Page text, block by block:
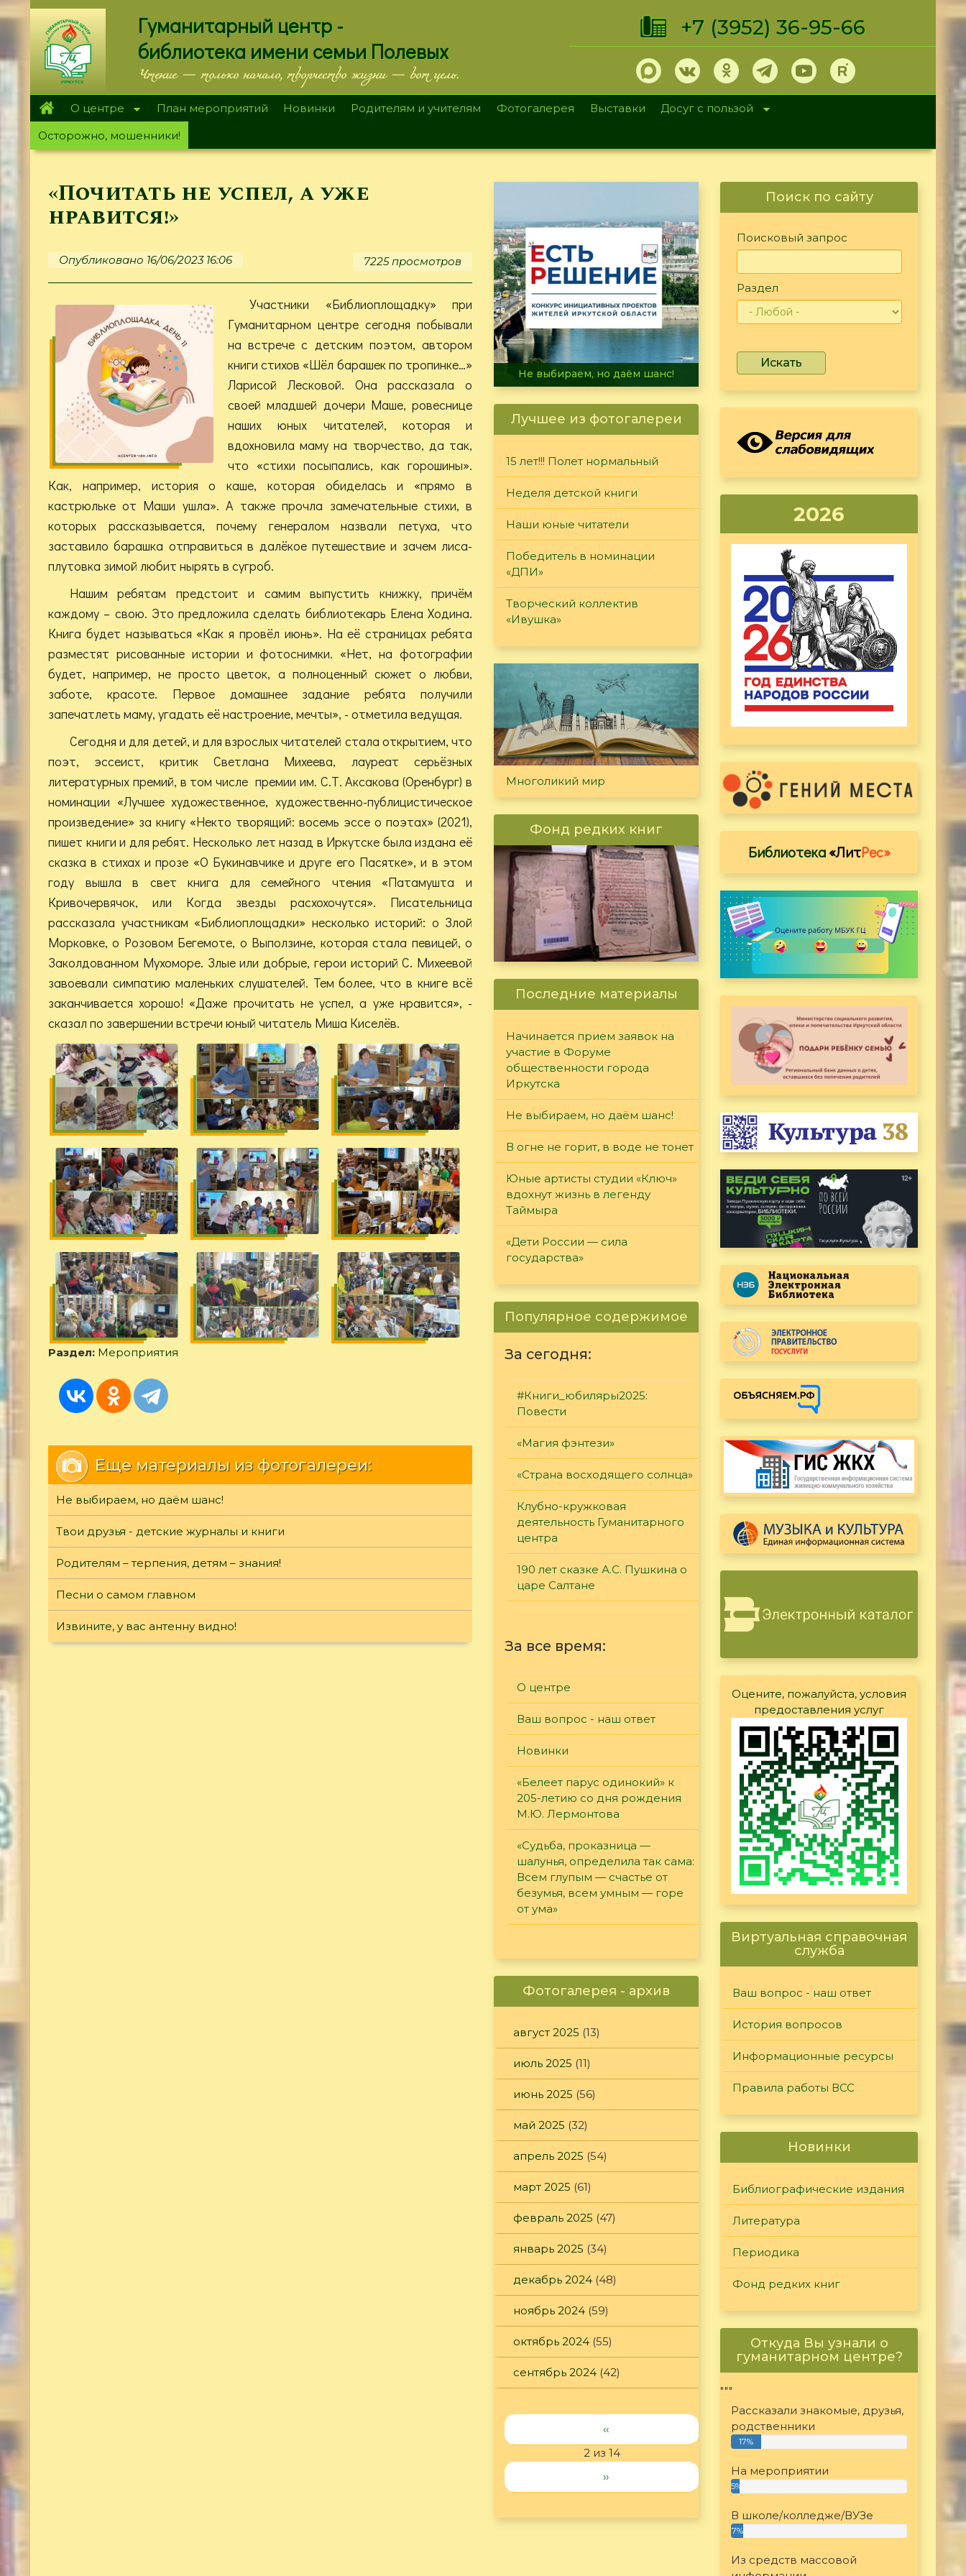
Перейти
к
основному
содержанию
Гуманитарный центр -
библиотека имени семьи Полевых
Чтение — только начало, творчество жизни — вот цель.
+7 (3952) 36-95-66
О центре План мероприятий Новинки Родителям и учителям Фотогалерея Выставки
Досуг с пользой
Осторожно, мошенники!
«Почитать не успел, а уже
нравится!»
Опубликовано 16/06/2023 16:06 7225 просмотров
Участники «Библиоплощадку» при
Гуманитарном центре сегодня побывали
на встрече с детским поэтом, автором
книги стихов «Шёл барашек по тропинке…»
Ларисой Лесковой. Она рассказала о
своей младшей дочери Маше, ровеснице
наших юных читателей, которая и
вдохновила маму на творчество, да так,
что «стихи посыпались, как горошины».
Как, например, история о каше, которая обиделась и «прямо в
кастрюльке от Маши ушла». А также прочла замечательные стихи, в
которых рассказывается, почему генералом назвали петуха, что
заставило барашка отправиться в далёкое путешествие и зачем лиса-
плутовка зимой любит нырять в сугроб.
Нашим ребятам предстоит и самим выпустить книжку, причём
каждому – свою. Это предложила сделать библиотекарь Елена Ходина.
Книга будет называться «Как я провёл июнь». На её страницах ребята
разместят рисованные истории и фотоснимки. «Нет, на фотографии
будет, например, не просто цветок, а полноценный сюжет о любви,
заботе, красоте. Первое домашнее задание ребята получили
запечатлеть маму, угадать её настроение, мечты», - отметила ведущая.
Сегодня и для детей, и для взрослых читателей стала открытием, что
поэт, эссеист, критик Светлана Михеева, лауреат серьёзных
литературных премий, в том числе премии им. С.Т. Аксакова (Оренбург) в
номинации «Лучшее художественное, художественно-публицистическое
произведение» за книгу «Некто творящий: восемь эссе о поэтах» (2021),
пишет книги и для ребят. Несколько лет назад в Иркутске была издана её
сказка в стихах и прозе «О Букинавчике и друге его Пасятке», и в этом
году вышла в свет книга для семейного чтения «Патамушта и
Кривочервячок, или Когда звезды расхохочутся». Писательница
рассказала участникам «Библиоплощадки» несколько историй: о Злой
Морковке, о Розовом Бегемоте, о Выползине, которая стала певицей, о
Заколдованном Мухоморе. Злые или добрые, герои историй С. Михеевой
завоевали симпатию маленьких слушателей. Тем более, что в книге всё
заканчивается хорошо! «Даже прочитать не успел, а уже нравится», -
сказал по завершении встречи юный читатель Миша Киселёв.
Раздел: Мероприятия
Еще материалы из фотогалереи:
Не выбираем, но даём шанс!
Твои друзья - детские журналы и книги
Родителям – терпения, детям – знания!
Песни о самом главном
Извините, у вас антенну видно!
В огне не горит, в воде не тонет
Лучшее из фотогалереи
15 лет!!! Полет нормальный
Неделя детской книги
Наши юные читатели
Победитель в номинации
«ДПИ»
Творческий коллектив
«Ивушка»
Многоликий мир
Фонд редких книг
Последние материалы
Начинается прием заявок на
участие в Форуме
общественности города
Иркутска
Не выбираем, но даём шанс!
В огне не горит, в воде не тонет
Юные артисты студии «Ключ»
вдохнут жизнь в легенду
Таймыра
«Дети России — сила
государства»
Популярное содержимое
За сегодня:
#Книги_юбиляры2025:
Повести
«Магия фэнтези»
«Страна восходящего солнца»
Клубно-кружковая
деятельность Гуманитарного
центра
190 лет сказке А.С. Пушкина о
царе Салтане
За все время:
О центре
Ваш вопрос - наш ответ
Новинки
«Белеет парус одинокий» к
205-летию со дня рождения
М.Ю. Лермонтова
«Судьба, проказница —
шалунья, определила так сама:
Всем глупым — счастье от
безумья, всем умным — горе
от ума»
Фотогалерея - архив
август 2025 (13)
июль 2025 (11)
июнь 2025 (56)
май 2025 (32)
апрель 2025 (54)
март 2025 (61)
февраль 2025 (47)
январь 2025 (34)
декабрь 2024 (48)
ноябрь 2024 (59)
октябрь 2024 (55)
сентябрь 2024 (42)
‹‹
2 из 14
››
Поиск по сайту
Поисковый запрос
Раздел
Искать
2026
Библиотека«ЛитРес»
Оцените, пожалуйста, условия
предоставления услуг
Виртуальная справочная
служба
Ваш вопрос - наш ответ
История вопросов
Информационные ресурсы
Правила работы ВСС
Новинки
Библиографические издания
Литература
Периодика
Фонд редких книг
Откуда Вы узнали о
гуманитарном центре?
"""
Рассказали знакомые, друзья,
родственники
17%
На мероприятии
5%
В школе/колледже/ВУЗе
7%
Из средств массовой